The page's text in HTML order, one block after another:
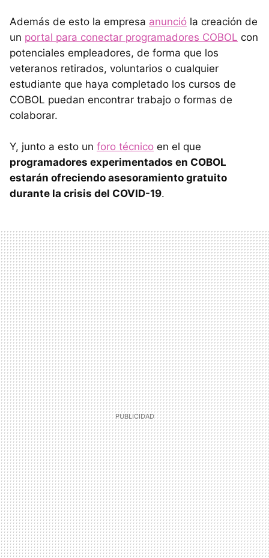
Además de esto la empresa anunció la creación de
un portal para conectar programadores COBOL con
potenciales empleadores, de forma que los
veteranos retirados, voluntarios o cualquier
estudiante que haya completado los cursos de
COBOL puedan encontrar trabajo o formas de
colaborar.
Y, junto a esto un foro técnico en el que
programadores experimentados en COBOL
estarán ofreciendo asesoramiento gratuito
durante la crisis del COVID-19.